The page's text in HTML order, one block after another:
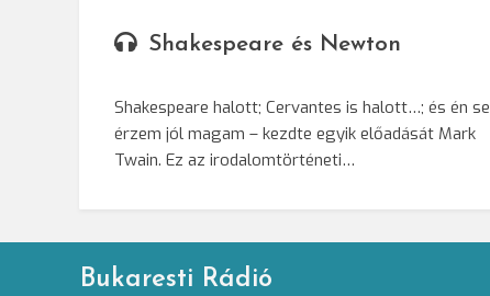
Shakespeare és Newton
Shakespeare halott; Cervantes is halott…; és én se
érzem jól magam – kezdte egyik előadását Mark
Twain. Ez az irodalomtörténeti…
Bukaresti Rádió